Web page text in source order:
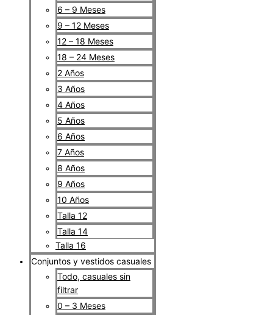
6 – 9 Meses
9 – 12 Meses
12 – 18 Meses
18 – 24 Meses
2 Años
3 Años
4 Años
5 Años
6 Años
7 Años
8 Años
9 Años
10 Años
Talla 12
Talla 14
Talla 16
Conjuntos y vestidos casuales
Todo, casuales sin
filtrar
0 – 3 Meses